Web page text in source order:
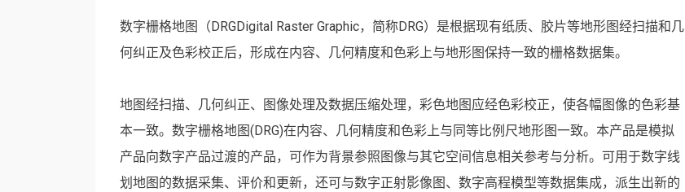
数字栅格地图（DRGDigital Raster Graphic，简称DRG）是根据现有纸质、胶片等地形图经扫描和几
何纠正及色彩校正后，形成在内容、几何精度和色彩上与地形图保持一致的栅格数据集。
地图经扫描、几何纠正、图像处理及数据压缩处理，彩色地图应经色彩校正，使各幅图像的色彩基
本一致。数字栅格地图(DRG)在内容、几何精度和色彩上与同等比例尺地形图一致。本产品是模拟
产品向数字产品过渡的产品，可作为背景参照图像与其它空间信息相关参考与分析。可用于数字线
划地图的数据采集、评价和更新，还可与数字正射影像图、数字高程模型等数据集成，派生出新的